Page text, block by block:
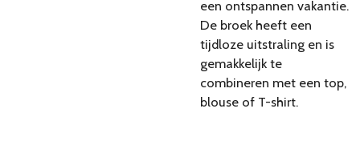
een ontspannen vakantie.
De broek heeft een
tijdloze uitstraling en is
gemakkelijk te
combineren met een top,
blouse of T-shirt.